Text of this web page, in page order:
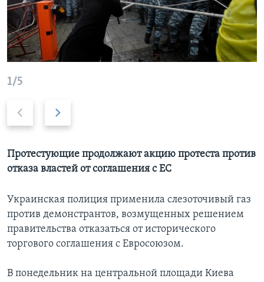
Learning English
СОЦИАЛЬНЫЕ СЕТИ
Языки
1/5
Previous
Дальше
Протестующие продолжают акцию протеста против
отказа властей от соглашения с ЕС
Украинская полиция применила слезоточивый газ
против демонстрантов, возмущенных решением
правительства отказаться от исторического
торгового соглашения с Евросоюзом.
В понедельник на центральной площади Киева